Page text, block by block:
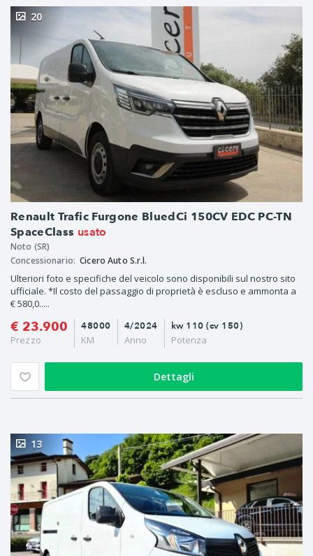
Renault Trafic Furgone BluedCi 150CV EDC PC-TN
SpaceClass usato
20
Noto (SR)
Concessionario: Cicero Auto S.r.l.
Ulteriori foto e specifiche del veicolo sono disponibili sul nostro sito
ufficiale. *Il costo del passaggio di proprietà è escluso e ammonta a
€ 580,0.....
€ 23.900
Prezzo
4/2024
Anno
48000
KM
kw 110 (cv 150)
Potenza
Dettagli
13